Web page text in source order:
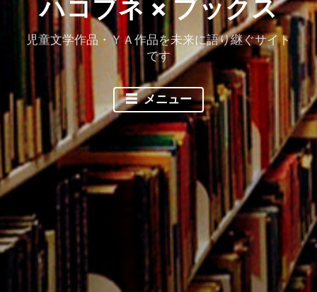
ハコブネ × ブックス
児童文学作品・ＹＡ作品を未来に語り継ぐサイト
です
メニュー